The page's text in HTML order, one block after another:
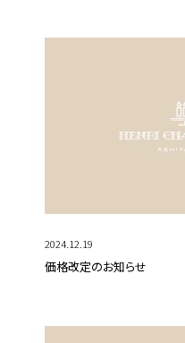
2024.12.19
価格改定のお知らせ